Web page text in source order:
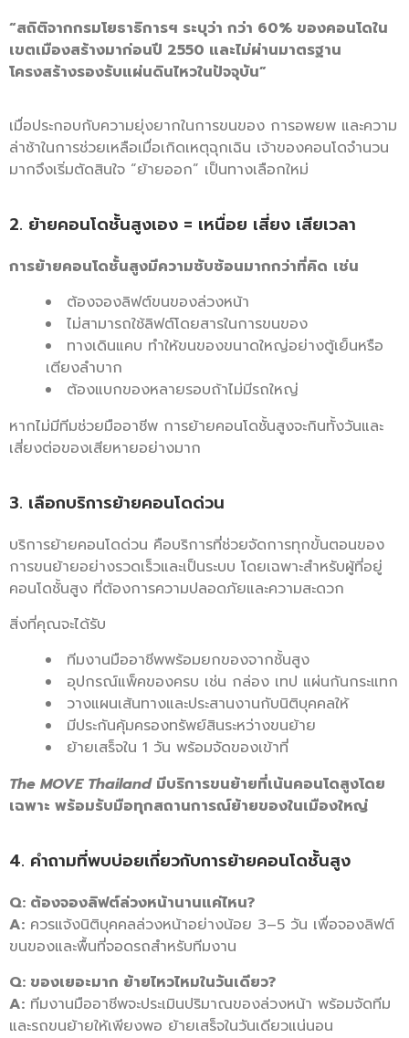
“สถิติจากกรมโยธาธิการฯ ระบุว่า กว่า 60% ของคอนโดใน
เขตเมืองสร้างมาก่อนปี 2550 และไม่ผ่านมาตรฐาน
โครงสร้างรองรับแผ่นดินไหวในปัจจุบัน”
เมื่อประกอบกับความยุ่งยากในการขนของ การอพยพ และความ
ล่าช้าในการช่วยเหลือเมื่อเกิดเหตุฉุกเฉิน เจ้าของคอนโดจำนวน
มากจึงเริ่มตัดสินใจ “ย้ายออก” เป็นทางเลือกใหม่
2. ย้ายคอนโดชั้นสูงเอง = เหนื่อย เสี่ยง เสียเวลา
การย้ายคอนโดชั้นสูงมีความซับซ้อนมากกว่าที่คิด เช่น
ต้องจองลิฟต์ขนของล่วงหน้า
ไม่สามารถใช้ลิฟต์โดยสารในการขนของ
ทางเดินแคบ ทำให้ขนของขนาดใหญ่อย่างตู้เย็นหรือ
เตียงลำบาก
ต้องแบกของหลายรอบถ้าไม่มีรถใหญ่
หากไม่มีทีมช่วยมืออาชีพ การย้ายคอนโดชั้นสูงจะกินทั้งวันและ
เสี่ยงต่อของเสียหายอย่างมาก
3. เลือกบริการย้ายคอนโดด่วน
บริการย้ายคอนโดด่วน คือบริการที่ช่วยจัดการทุกขั้นตอนของ
การขนย้ายอย่างรวดเร็วและเป็นระบบ โดยเฉพาะสำหรับผู้ที่อยู่
คอนโดชั้นสูง ที่ต้องการความปลอดภัยและความสะดวก
สิ่งที่คุณจะได้รับ
ทีมงานมืออาชีพพร้อมยกของจากชั้นสูง
อุปกรณ์แพ็คของครบ เช่น กล่อง เทป แผ่นกันกระแทก
วางแผนเส้นทางและประสานงานกับนิติบุคคลให้
มีประกันคุ้มครองทรัพย์สินระหว่างขนย้าย
ย้ายเสร็จใน 1 วัน พร้อมจัดของเข้าที่
The MOVE Thailandมีบริการขนย้ายที่เน้นคอนโดสูงโดย
เฉพาะ พร้อมรับมือทุกสถานการณ์ย้ายของในเมืองใหญ่
4. คำถามที่พบบ่อยเกี่ยวกับการย้ายคอนโดชั้นสูง
Q: ต้องจองลิฟต์ล่วงหน้านานแค่ไหน?
A: ควรแจ้งนิติบุคคลล่วงหน้าอย่างน้อย 3–5 วัน เพื่อจองลิฟต์
ขนของและพื้นที่จอดรถสำหรับทีมงาน
Q: ของเยอะมาก ย้ายไหวไหมในวันเดียว?
A: ทีมงานมืออาชีพจะประเมินปริมาณของล่วงหน้า พร้อมจัดทีม
และรถขนย้ายให้เพียงพอ ย้ายเสร็จในวันเดียวแน่นอน